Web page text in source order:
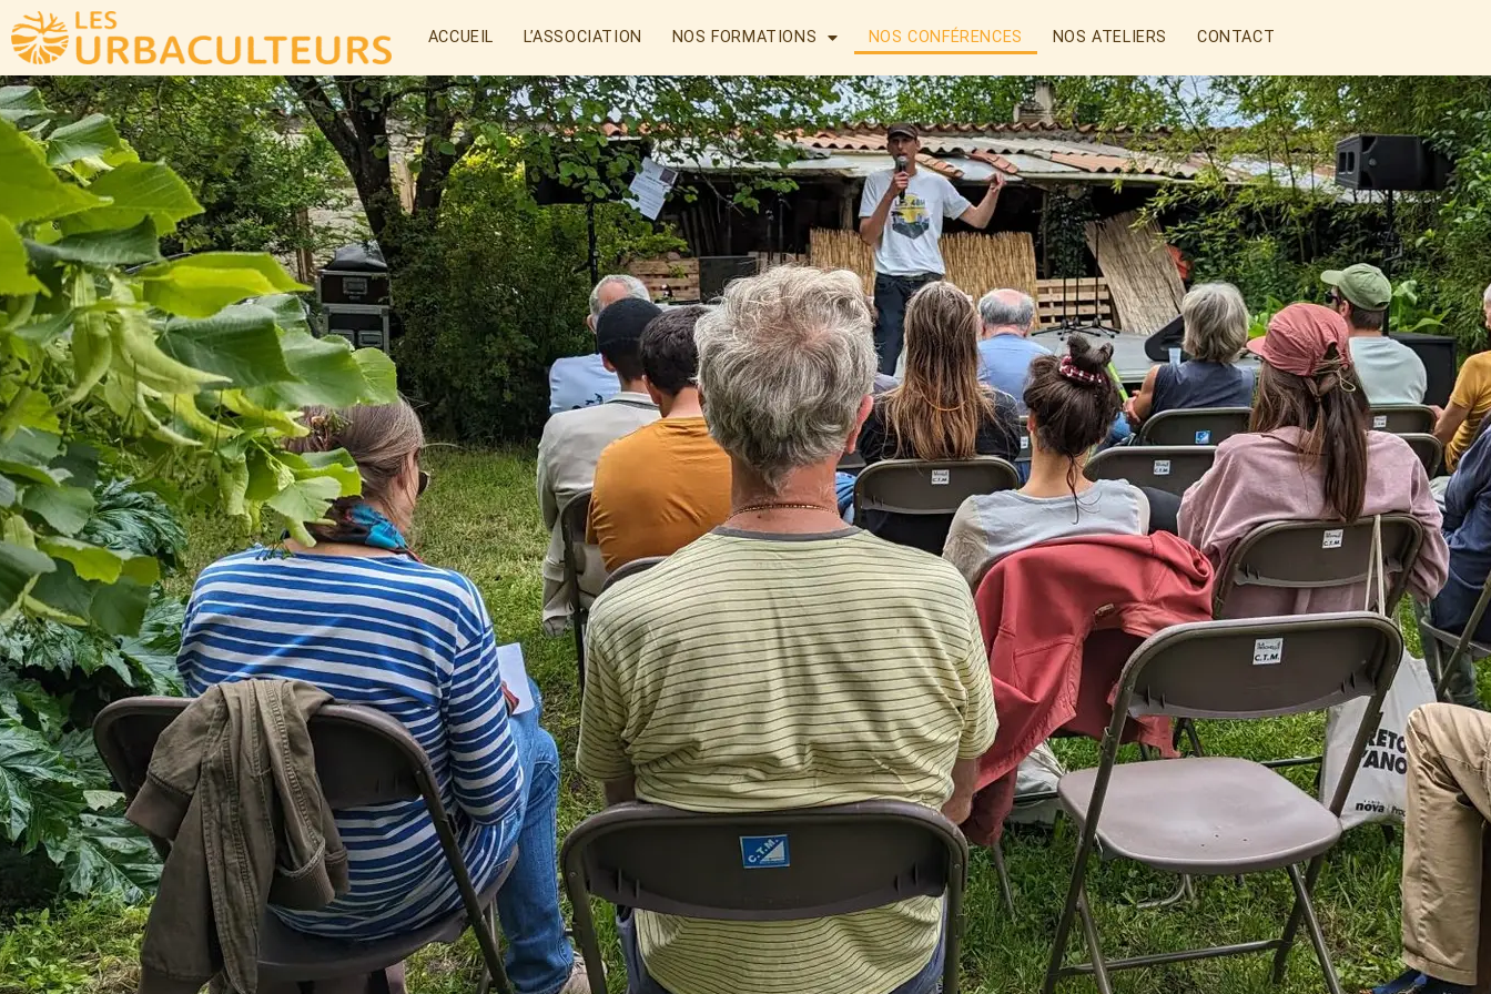
ACCUEIL L’ASSOCIATION NOS FORMATIONS NOS CONFÉRENCES NOS ATELIERS CONTACT